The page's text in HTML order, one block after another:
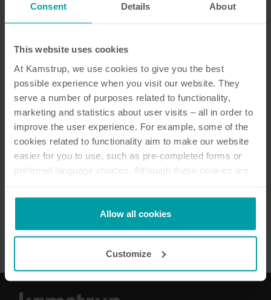
Consent Details About
This website uses cookies
At Kamstrup, we use cookies to give you the best
possible experience when you visit our website. They
serve a number of purposes related to functionality,
marketing and statistics about user visits – all in order to
improve the user experience. For example, some of the
cookies related to functionality aim to make our website
easier for you to use, such as pre-completed forms or
preferred language choices. Although these cookies are
not be available without them.
Kamstrup makes use of third-party cookies. A third-party
cookie is installed by someone other than us, such as
analysis programmes.
You can at any time change or withdraw your consent
Allow all cookies
Customize
8 Asiakirjaa yhteensä
Esite(1)
Datagrammin kuvaus (2)
Datalehti(1)
Tietolomake(3)